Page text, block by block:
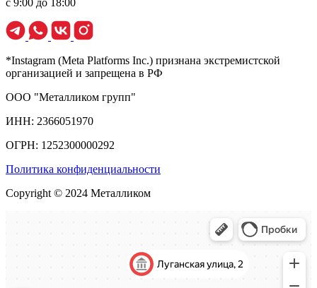
с 9:00 до 18:00
*Instagram (Meta Platforms Inc.) признана экстремистской
организацией и запрещена в РФ
ООО "Металликом групп"
ИНН: 2366051970
ОГРН: 1252300000292
Политика конфиденциальности
Copyright © 2024 Металликом